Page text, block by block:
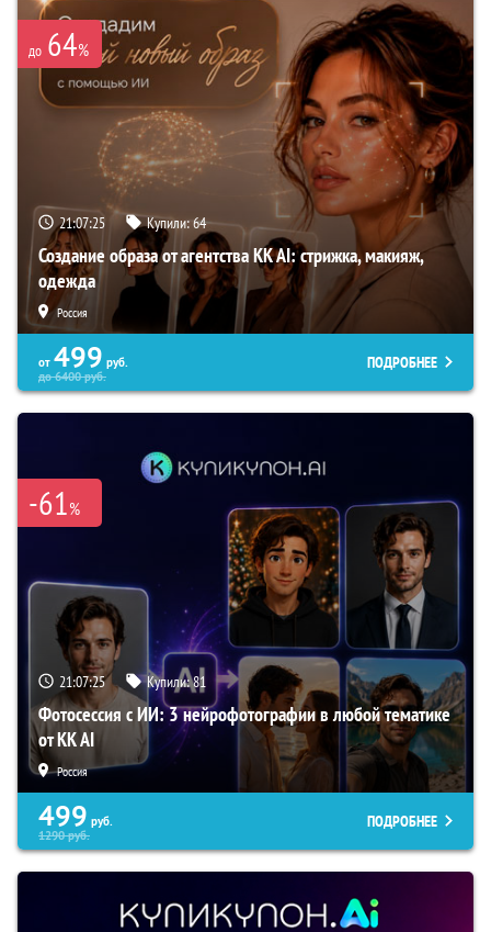
до 64%
21:07:24 Купили:64
Создание образа от агентства KK AI: стрижка, макияж,
одежда
Россия
от 499 руб.
до6400руб.
ПОДРОБНЕЕ
-61%
21:07:24 Купили:81
Фотосессия с ИИ: 3 нейрофотографии в любой тематике
от KK AI
Россия
499 руб.
1290руб.
ПОДРОБНЕЕ